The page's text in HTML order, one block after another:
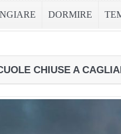
DORMIRE
CHIUSE A